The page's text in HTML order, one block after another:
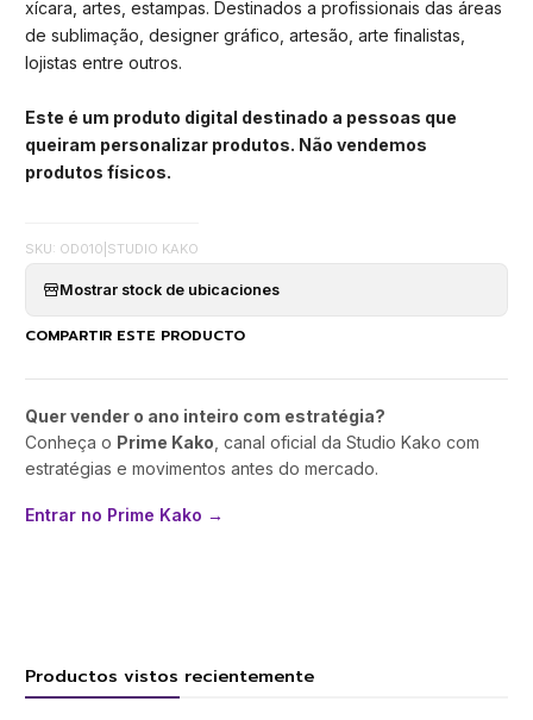
xícara, artes, estampas. Destinados a profissionais das áreas
de sublimação, designer gráfico, artesão, arte finalistas,
lojistas entre outros.
Este é um produto digital destinado a pessoas que
queiram personalizar produtos. Não vendemos
produtos físicos.
SKU: OD010 STUDIO KAKO
Mostrar stock de ubicaciones
COMPARTIR ESTE PRODUCTO
Quer vender o ano inteiro com estratégia?
Conheça o Prime Kako , canal oficial da Studio Kako com
estratégias e movimentos antes do mercado.
Entrar no Prime Kako →
Productos vistos recientemente